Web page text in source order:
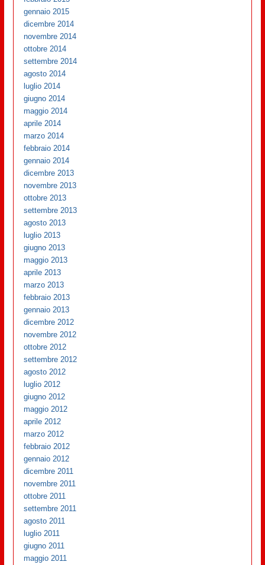
gennaio 2015
dicembre 2014
novembre 2014
ottobre 2014
settembre 2014
agosto 2014
luglio 2014
giugno 2014
maggio 2014
aprile 2014
marzo 2014
febbraio 2014
gennaio 2014
dicembre 2013
novembre 2013
ottobre 2013
settembre 2013
agosto 2013
luglio 2013
giugno 2013
maggio 2013
aprile 2013
marzo 2013
febbraio 2013
gennaio 2013
dicembre 2012
novembre 2012
ottobre 2012
settembre 2012
agosto 2012
luglio 2012
giugno 2012
maggio 2012
aprile 2012
marzo 2012
febbraio 2012
gennaio 2012
dicembre 2011
novembre 2011
ottobre 2011
settembre 2011
agosto 2011
luglio 2011
giugno 2011
maggio 2011